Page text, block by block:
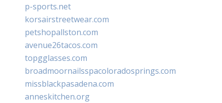
p-sports.net
korsairstreetwear.com
petshopallston.com
avenue26tacos.com
topgglasses.com
broadmoornailsspacoloradosprings.com
missblackpasadena.com
anneskitchen.org